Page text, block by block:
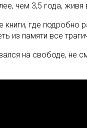
чем 3,5 года, живя
где
из памяти все
на свободе,